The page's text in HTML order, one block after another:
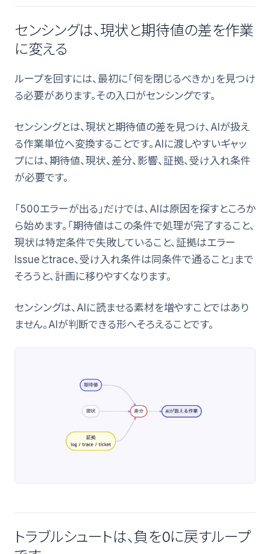
センシングは、現状と期待値の差を作業
に変える
ループを回すには、最初に「何を閉じるべきか」を見つけ
る必要があります。その入口がセンシングです。
センシングとは、現状と期待値の差を見つけ、AIが扱え
る作業単位へ変換することです。AIに渡しやすいギャッ
プには、期待値、現状、差分、影響、証拠、受け入れ条件
が必要です。
「500エラーが出る」だけでは、AIは原因を探すところか
ら始めます。「期待値はこの条件で処理が完了すること、
現状は特定条件で失敗していること、証拠はエラー
Issueとtrace、受け入れ条件は同条件で通ること」まで
そろうと、計画に移りやすくなります。
センシングは、AIに読ませる素材を増やすことではあり
ません。AIが判断できる形へそろえることです。
トラブルシュートは、負を0に戻すループ